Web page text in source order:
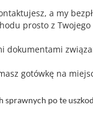
a my
prosto z Twojego
dokumentami
gotówkę na
po te